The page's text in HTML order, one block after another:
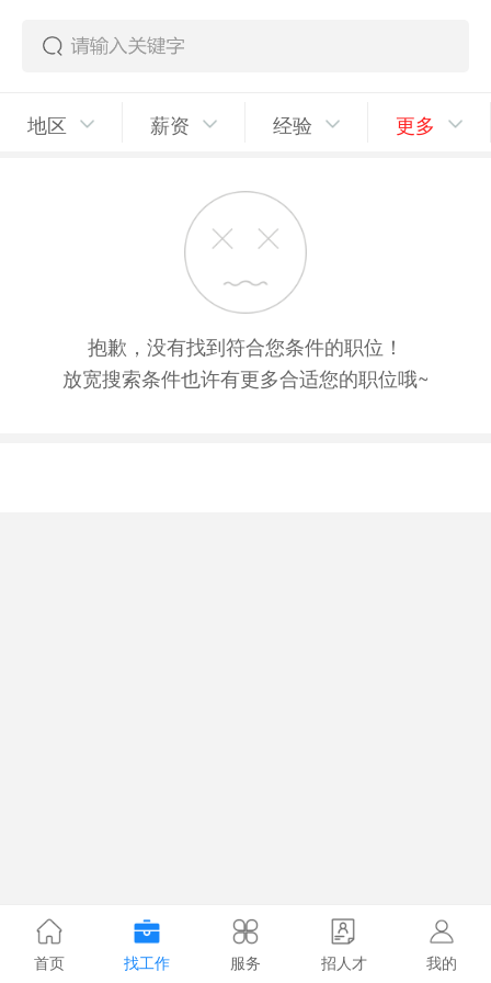
地区 薪资 经验 更多
抱歉，没有找到符合您条件的职位！
放宽搜索条件也许有更多合适您的职位哦~
首页 找工作 服务 招人才 我的